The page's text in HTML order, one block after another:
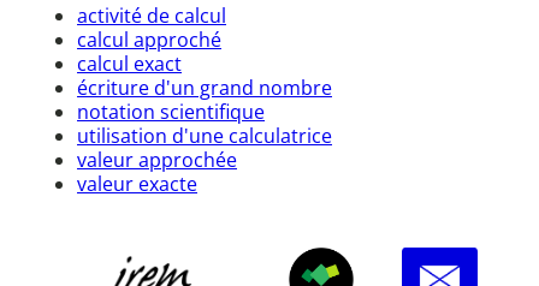
activité de calcul
calcul approché
calcul exact
écriture d'un grand nombre
notation scientifique
utilisation d'une calculatrice
valeur approchée
valeur exacte